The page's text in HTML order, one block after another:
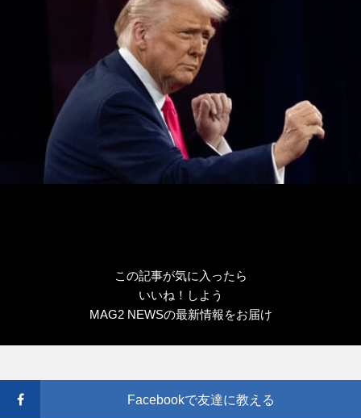
この記事が気に入ったら
いいね！しよう
MAG2 NEWSの最新情報をお届け
Facebookで友達に教える